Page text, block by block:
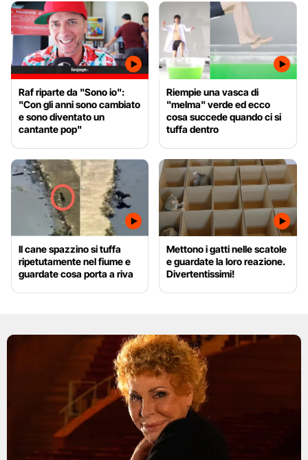
Raf riparte da "Sono io":
"Con gli anni sono cambiato
e sono diventato un
cantante pop"
Riempie una vasca di
"melma" verde ed ecco
cosa succede quando ci si
tuffa dentro
Il cane spazzino si tuffa
ripetutamente nel fiume e
guardate cosa porta a riva
Mettono i gatti nelle scatole
e guardate la loro reazione.
Divertentissimi!